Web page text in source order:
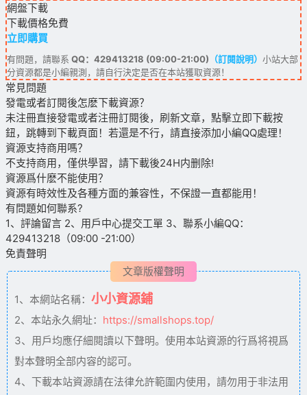
網盤下載
下載價格免費
立即購買
有問題，請聯系 QQ：429413218 (09:00-21:00) （訂閱說明） 小站大部
分資源都是小編親測，請自行決定是否在本站獲取資源！
常見問題
發電或者訂閱後怎麽下載資源？
未注冊直接發電或者注冊訂閱後，刷新文章，點擊立即下載按
鈕，跳轉到下載頁面！若還是不行，請直接添加小編QQ處理！
資源支持商用嗎？
不支持商用，僅供學習，請下載後24H内删除!
資源爲什麽不能使用？
資源有時效性及各種方面的兼容性，不保證一直都能用！
有問題如何聯系?
1、評論留言 2、用戶中心提交工單 3、聯系小編QQ：
429413218（09:00 -21:00）
免責聲明
文章版權聲明
1、本網站名稱： 小小資源鋪
2、本站永久網址： https://smallshops.top/
3、用戶均應仔細閱讀以下聲明。使用本站資源的行爲将視爲
對本聲明全部内容的認可。
4、下載本站資源請在法律允許範圍内使用，請勿用于非法用